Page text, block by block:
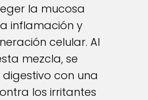
la mucosa
inflamación y
celular. Al
mezcla, se
con una
los irritantes